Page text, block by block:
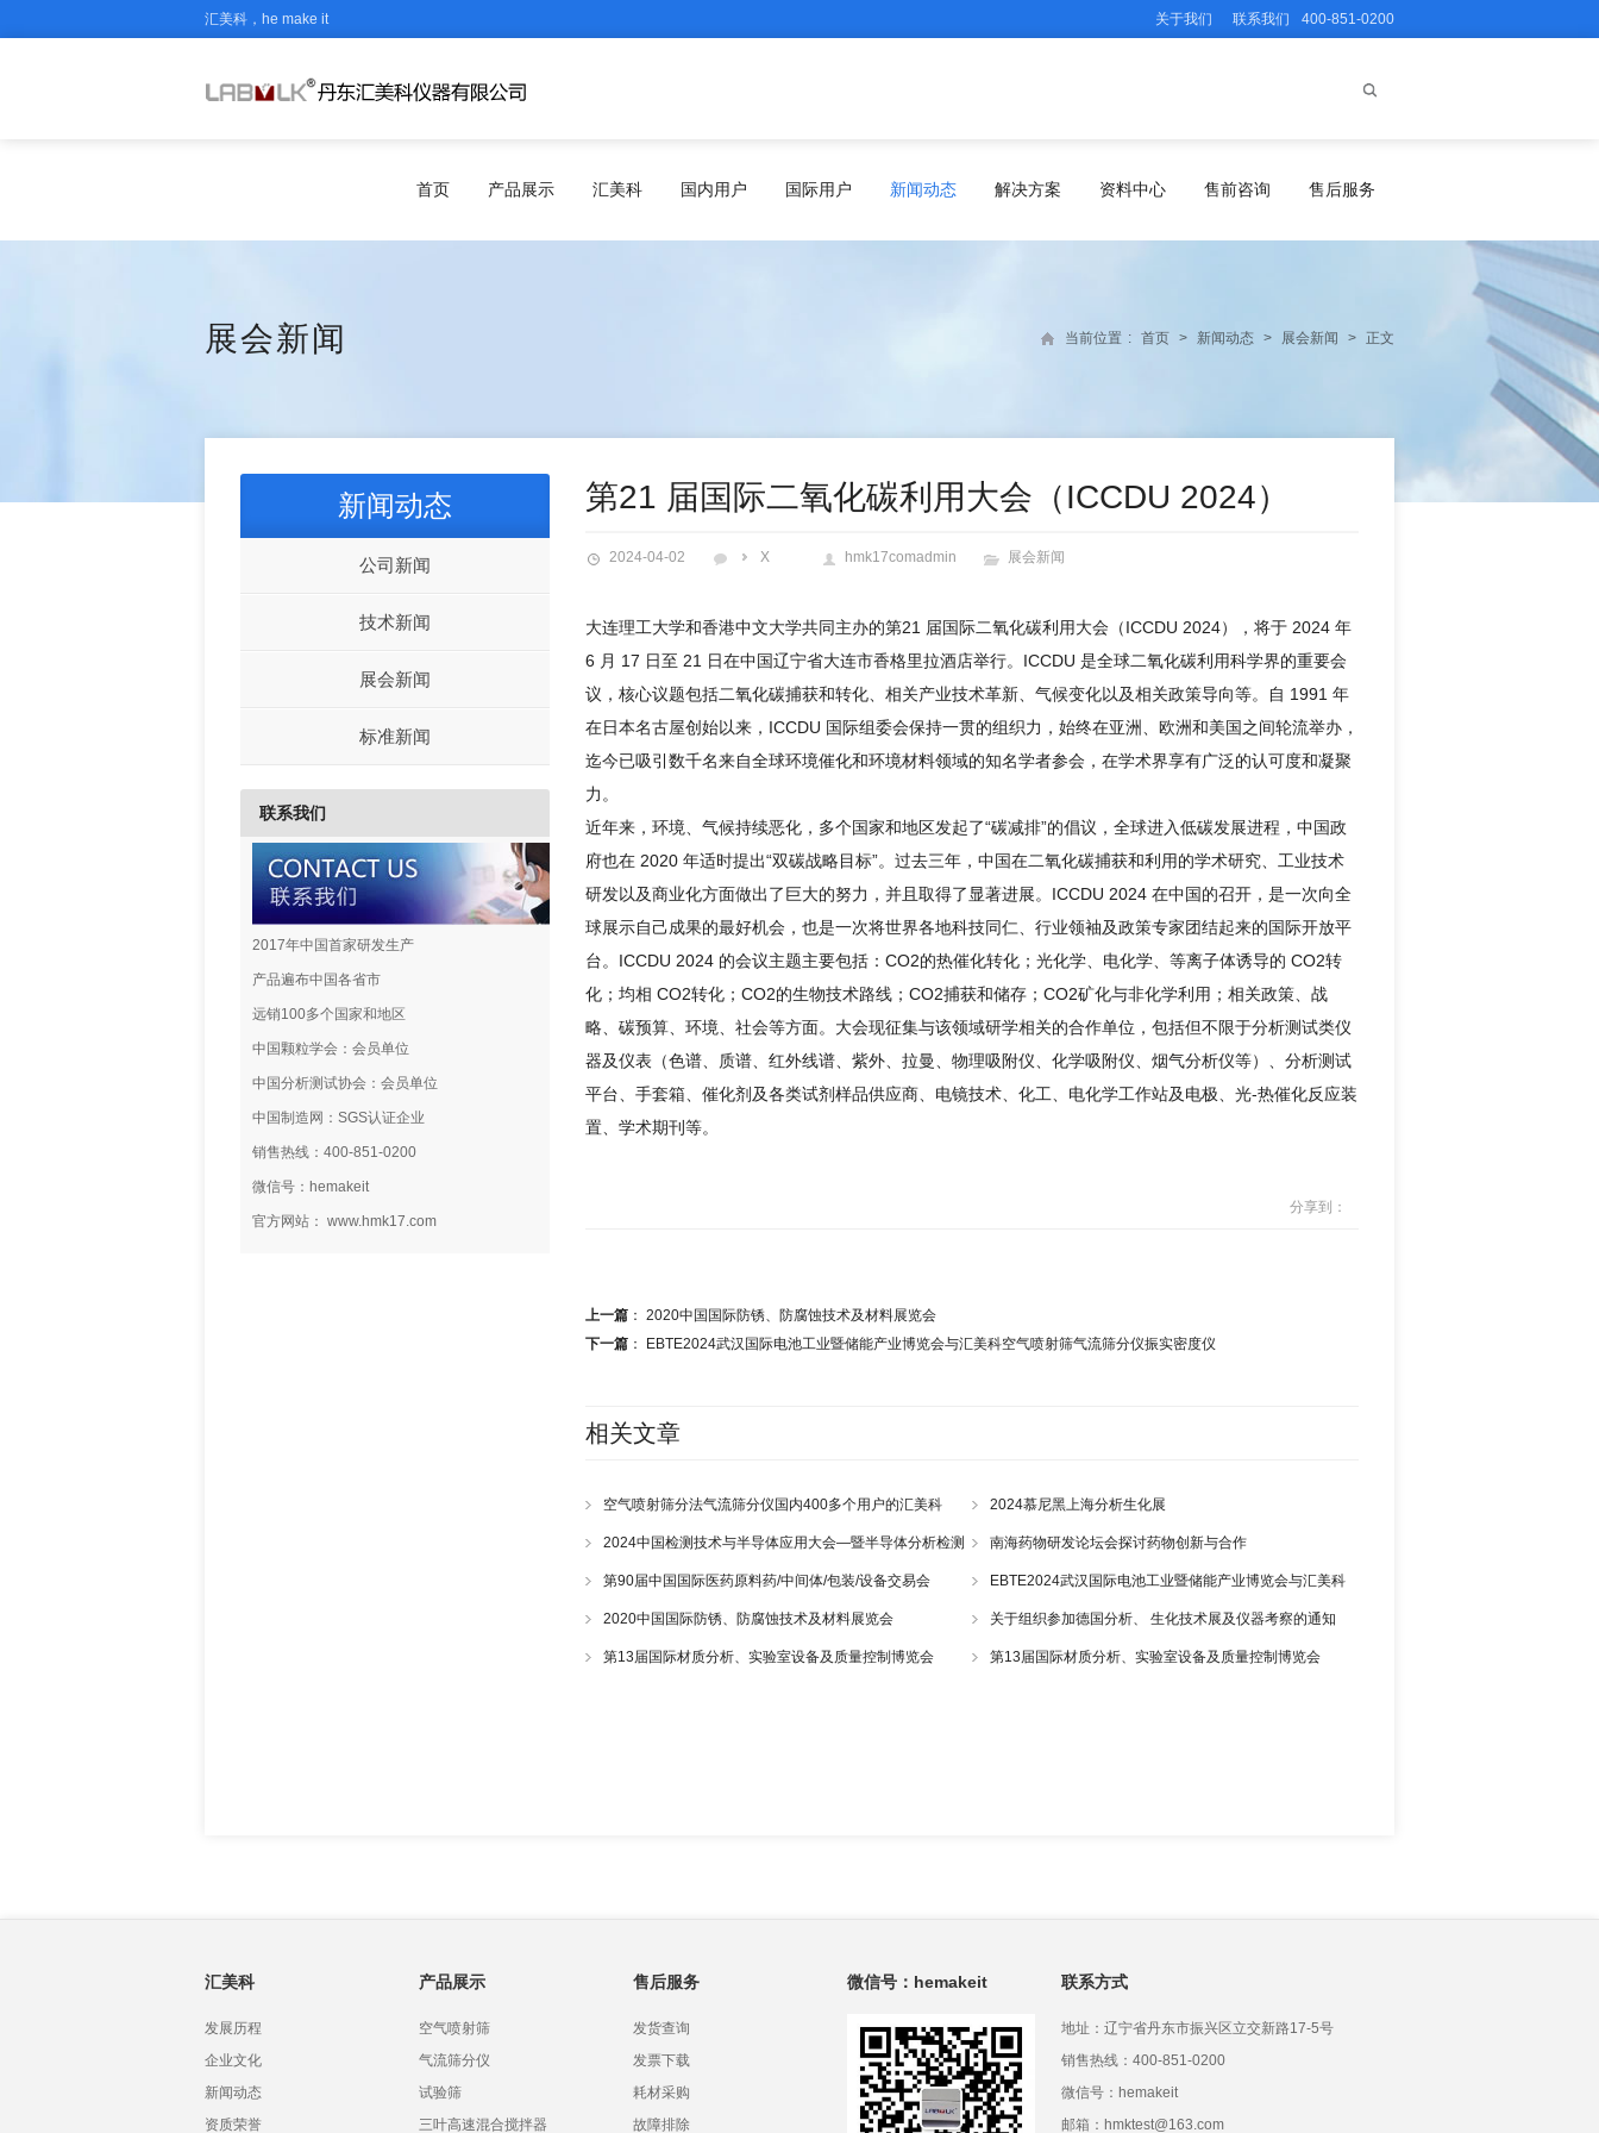
汇美科，he make it 关于我们 联系我们 400-851-0200
首页 产品展示 汇美科 国内用户 国际用户 新闻动态 解决方案 资料中心 售前咨询 售后服务
展会新闻 当前位置 : 首页 > 新闻动态 > 展会新闻 > 正文
第21 届国际二氧化碳利用大会（ICCDU 2024）
2024-04-02 X hmk17comadmin 展会新闻
大连理工大学和香港中文大学共同主办的第21 届国际二氧化碳利用大会（ICCDU 2024），将于 2024 年
6 月 17 日至 21 日在中国辽宁省大连市香格里拉酒店举行。ICCDU 是全球二氧化碳利用科学界的重要会
议，核心议题包括二氧化碳捕获和转化、相关产业技术革新、气候变化以及相关政策导向等。自 1991 年
在日本名古屋创始以来，ICCDU 国际组委会保持一贯的组织力，始终在亚洲、欧洲和美国之间轮流举办，
迄今已吸引数千名来自全球环境催化和环境材料领域的知名学者参会，在学术界享有广泛的认可度和凝聚
力。
近年来，环境、气候持续恶化，多个国家和地区发起了“碳减排”的倡议，全球进入低碳发展进程，中国政
府也在 2020 年适时提出“双碳战略目标”。过去三年，中国在二氧化碳捕获和利用的学术研究、工业技术
研发以及商业化方面做出了巨大的努力，并且取得了显著进展。ICCDU 2024 在中国的召开，是一次向全
球展示自己成果的最好机会，也是一次将世界各地科技同仁、行业领袖及政策专家团结起来的国际开放平
台。ICCDU 2024 的会议主题主要包括：CO2的热催化转化；光化学、电化学、等离子体诱导的 CO2转
化；均相 CO2转化；CO2的生物技术路线；CO2捕获和储存；CO2矿化与非化学利用；相关政策、战
略、碳预算、环境、社会等方面。大会现征集与该领域研学相关的合作单位，包括但不限于分析测试类仪
器及仪表（色谱、质谱、红外线谱、紫外、拉曼、物理吸附仪、化学吸附仪、烟气分析仪等）、分析测试
平台、手套箱、催化剂及各类试剂样品供应商、电镜技术、化工、电化学工作站及电极、光-热催化反应装
置、学术期刊等。
分享到：
上一篇 ： 2020中国国际防锈、防腐蚀技术及材料展览会
下一篇 ： EBTE2024武汉国际电池工业暨储能产业博览会与汇美科空气喷射筛气流筛分仪振实密度仪
相关文章
空气喷射筛分法气流筛分仪国内400多个用户的汇美科 2024慕尼黑上海分析生化展
2024中国检测技术与半导体应用大会—暨半导体分析检测
仪器与设备发展论坛
南海药物研发论坛会探讨药物创新与合作
第90届中国国际医药原料药/中间体/包装/设备交易会
EBTE2024武汉国际电池工业暨储能产业博览会与汇美科
空气喷射筛气流筛分仪振实密度仪
2020中国国际防锈、防腐蚀技术及材料展览会 关于组织参加德国分析、 生化技术展及仪器考察的通知
第13届国际材质分析、实验室设备及质量控制博览会 第13届国际材质分析、实验室设备及质量控制博览会
新闻动态
公司新闻
技术新闻
展会新闻
标准新闻
联系我们
2017年中国首家研发生产
产品遍布中国各省市
远销100多个国家和地区
中国颗粒学会：会员单位
中国分析测试协会：会员单位
中国制造网：SGS认证企业
销售热线：400-851-0200
微信号：hemakeit
官方网站： www.hmk17.com
汇美科
发展历程
企业文化
新闻动态
资质荣誉
产品展示
空气喷射筛
气流筛分仪
试验筛
三叶高速混合搅拌器
售后服务
发货查询
发票下载
耗材采购
故障排除
微信号：hemakeit 联系方式
地址：辽宁省丹东市振兴区立交新路17-5号
销售热线：400-851-0200
微信号：hemakeit
邮箱：hmktest@163.com